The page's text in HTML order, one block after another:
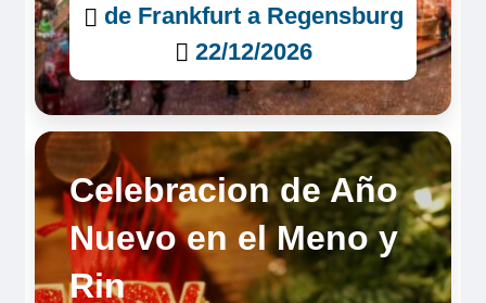
de Frankfurt a Regensburg
22/12/2026
Celebracion de Año
Nuevo en el Meno y
Rin